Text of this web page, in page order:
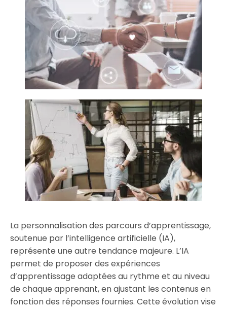
La personnalisation des parcours d’apprentissage,
soutenue par l’intelligence artificielle (IA),
représente une autre tendance majeure. L’IA
permet de proposer des expériences
d’apprentissage adaptées au rythme et au niveau
de chaque apprenant, en ajustant les contenus en
fonction des réponses fournies. Cette évolution vise